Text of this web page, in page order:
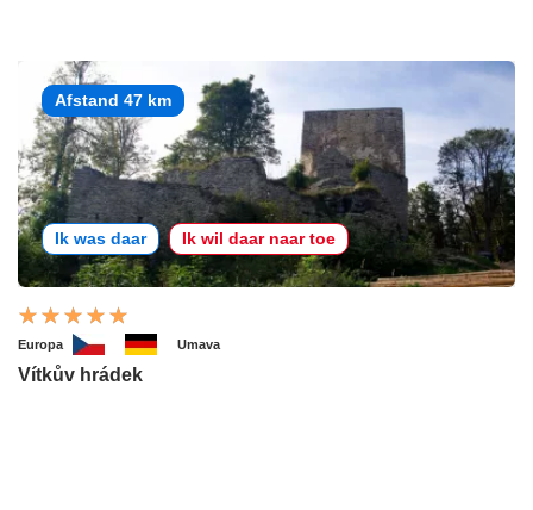
Afstand 47 km
Ik was daar Ik wil daar naar toe
Europa Umava
Vítkův hrádek